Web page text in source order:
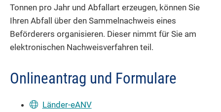
Tonnen pro Jahr und Abfallart erzeugen, können Sie
Ihren Abfall über den Sammelnachweis eines
Beförderers organisieren. Dieser nimmt für Sie am
elektronischen Nachweisverfahren teil.
Onlineantrag und Formulare
Länder-eANV